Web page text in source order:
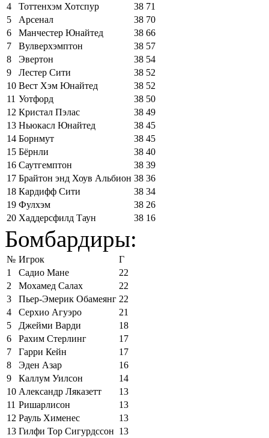
4
Тоттенхэм Хотспур 38 71
5
Арсенал 38 70
6
Манчестер Юнайтед 38 66
7
Вулверхэмптон 38 57
8
Эвертон 38 54
9
Лестер Сити 38 52
10 Вест Хэм Юнайтед 38 52
11 Уотфорд 38 50
12 Кристал Пэлас 38 49
13 Ньюкасл Юнайтед 38 45
14 Борнмут 38 45
15 Бёрнли 38 40
16 Саутгемптон 38 39
17 Брайтон энд Хоув Альбион 38 36
18 Кардифф Сити 38 34
19 Фулхэм 38 26
20 Хаддерсфилд Таун 38 16
Бомбардиры:
№ Игрок
Г
1
Садио Мане
22
2
Мохамед Салах
22
3
Пьер-Эмерик Обамеянг 22
4
Серхио Агуэро
21
5
Джейми Варди
18
6
Рахим Стерлинг
17
7
Гарри Кейн
17
8
Эден Азар
16
9
Каллум Уилсон
14
10 Александр Ляказетт
13
11 Ришарлисон
13
12 Рауль Хименес
13
13 Гилфи Тор Сигурдссон 13